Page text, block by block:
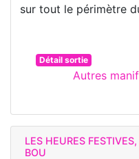
sur tout le périmètre
Détail sortie
Autres
LES HEURES
BOU